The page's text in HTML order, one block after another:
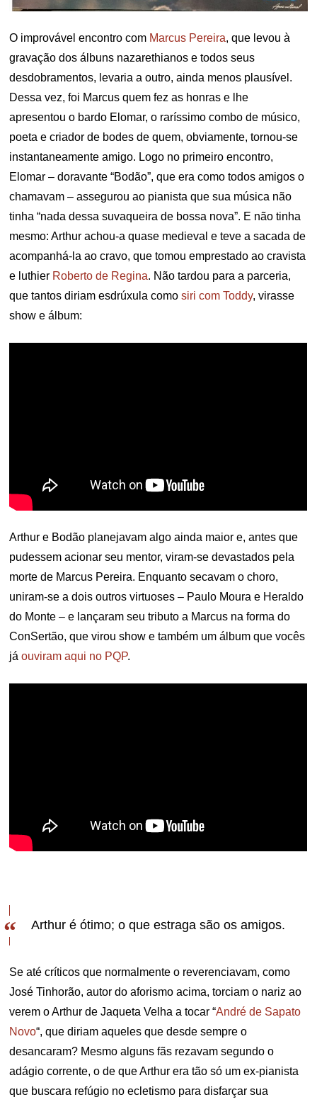
O improvável encontro com Marcus Pereira, que levou à
gravação dos álbuns nazarethianos e todos seus
desdobramentos, levaria a outro, ainda menos plausível.
Dessa vez, foi Marcus quem fez as honras e lhe
apresentou o bardo Elomar, o raríssimo combo de músico,
poeta e criador de bodes de quem, obviamente, tornou-se
instantaneamente amigo. Logo no primeiro encontro,
Elomar – doravante “Bodão”, que era como todos amigos o
chamavam – assegurou ao pianista que sua música não
tinha “nada dessa suvaqueira de bossa nova”. E não tinha
mesmo: Arthur achou-a quase medieval e teve a sacada de
acompanhá-la ao cravo, que tomou emprestado ao cravista
e luthier Roberto de Regina. Não tardou para a parceria,
que tantos diriam esdrúxula comosiri com Toddy, virasse
show e álbum:
Arthur e Bodão planejavam algo ainda maior e, antes que
pudessem acionar seu mentor, viram-se devastados pela
morte de Marcus Pereira. Enquanto secavam o choro,
uniram-se a dois outros virtuoses – Paulo Moura e Heraldo
do Monte – e lançaram seu tributo a Marcus na forma do
ConSertão, que virou show e também um álbum que vocês
jáouviram aqui no PQP.
Arthur é ótimo; o que estraga são os amigos.
Se até críticos que normalmente o reverenciavam, como
José Tinhorão, autor do aforismo acima, torciam o nariz ao
verem o Arthur de Jaqueta Velha a tocar “André de Sapato
Novo“, que diriam aqueles que desde sempre o
desancaram? Mesmo alguns fãs rezavam segundo o
adágio corrente, o de que Arthur era tão só um ex-pianista
que buscara refúgio no ecletismo para disfarçar sua